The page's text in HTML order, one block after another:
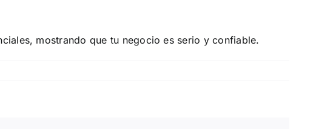
mostrando que tu negocio es serio y confiable.